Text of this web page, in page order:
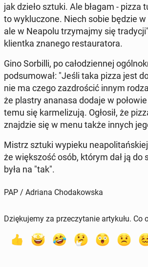
jak dzieło sztuki. Ale błagam - pizza
to wy­klu­czo­ne. Niech sobie będzie w
ale w Neapolu trzy­maj­my się
klient­ka znanego re­stau­ra­to­ra.
Gino Sor­bil­li, po ca­ło­dzien­nej
pod­su­mo­wał: "Jeśli taka pizza jest
nie ma czego za­zdro­ścić innym
że plastry ananasa dodaje w
temu się kar­me­li­zu­ją. Ogłosił, że
znaj­dzie się w menu także innych
Mistrz sztuki wypieku
że więk­szość osób, którym dał ją do
była na "tak".
PAP / Adriana Chodakowska
Dziękujemy za przeczytanie artykułu. Co